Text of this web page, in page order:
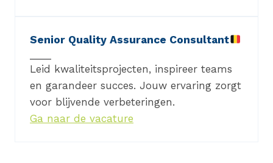
Senior Quality Assurance Consultant
Leid kwaliteitsprojecten, inspireer teams
en garandeer succes. Jouw ervaring zorgt
voor blijvende verbeteringen.
Ga naar de vacature